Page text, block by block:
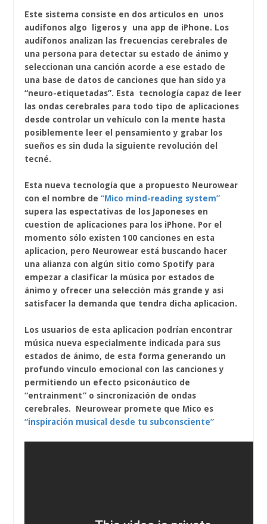
Este sistema consiste en dos articulos en unos
audífonos algo ligeros y una app de iPhone. Los
audífonos analizan las frecuencias cerebrales de
una persona para detectar su estado de ánimo y
seleccionan una canción acorde a ese estado de
una base de datos de canciones que han sido ya
“neuro-etiquetadas”. Esta tecnología capaz de leer
las ondas cerebrales para todo tipo de aplicaciones
desde controlar un vehículo con la mente hasta
posiblemente leer el pensamiento y grabar los
sueños es sin duda la siguiente revolución del
tecné.
Esta nueva tecnología que a propuesto Neurowear
con el nombre de “Mico mind-reading system”
supera las espectativas de los Japoneses en
cuestion de aplicaciones para los iPhone. Por el
momento sólo existen 100 canciones en esta
aplicacion, pero Neurowear está buscando hacer
una alianza con algún sitio como Spotify para
empezar a clasificar la música por estados de
ánimo y ofrecer una selección más grande y asi
satisfacer la demanda que tendra dicha aplicacion.
Los usuarios de esta aplicacion podrían encontrar
música nueva especialmente indicada para sus
estados de ánimo, de esta forma generando un
profundo vínculo emocional con las canciones y
permitiendo un efecto psiconáutico de
“entrainment” o sincronización de ondas
cerebrales. Neurowear promete que Mico es
“inspiración musical desde tu subconsciente”